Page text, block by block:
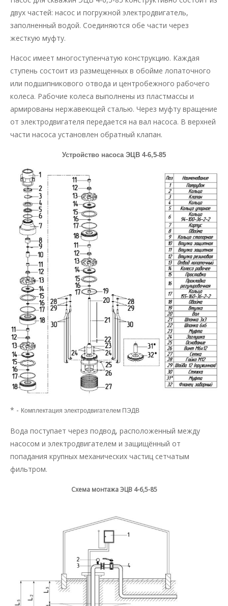
двух частей: насос и погружной электродвигатель,
заполненный водой. Соединяются обе части через
жесткую муфту.
Насос имеет многоступенчатую конструкцию. Каждая
ступень состоит из размещенных в обойме лопаточного
или подшипникового отвода и центробежного рабочего
колеса. Рабочие колеса выполнены из пластмассы и
армированы нержавеющей сталью. Через муфту вращение
от электродвигателя передается на вал насоса. В верхней
части насоса установлен обратный клапан.
Устройство насоса ЭЦВ 4-6,5-85
* - Комплектация электродвигателем ПЭДВ
Вода поступает через подвод, расположенный между
насосом и электродвигателем и защищённый от
попадания крупных механических частиц сетчатым
фильтром.
Схема монтажа ЭЦВ 4-6,5-85